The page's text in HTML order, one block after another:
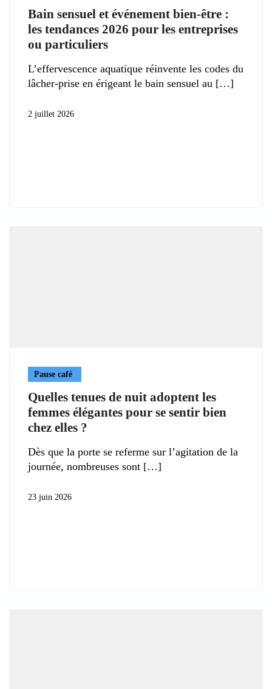
Bain sensuel et événement bien-être :
les tendances 2026 pour les entreprises
ou particuliers
L’effervescence aquatique réinvente les codes du
lâcher-prise en érigeant le bain sensuel au
2 juillet 2026
Pause café
Quelles tenues de nuit adoptent les
femmes élégantes pour se sentir bien
chez elles ?
Dès que la porte se referme sur l’agitation de la
journée, nombreuses sont
23 juin 2026